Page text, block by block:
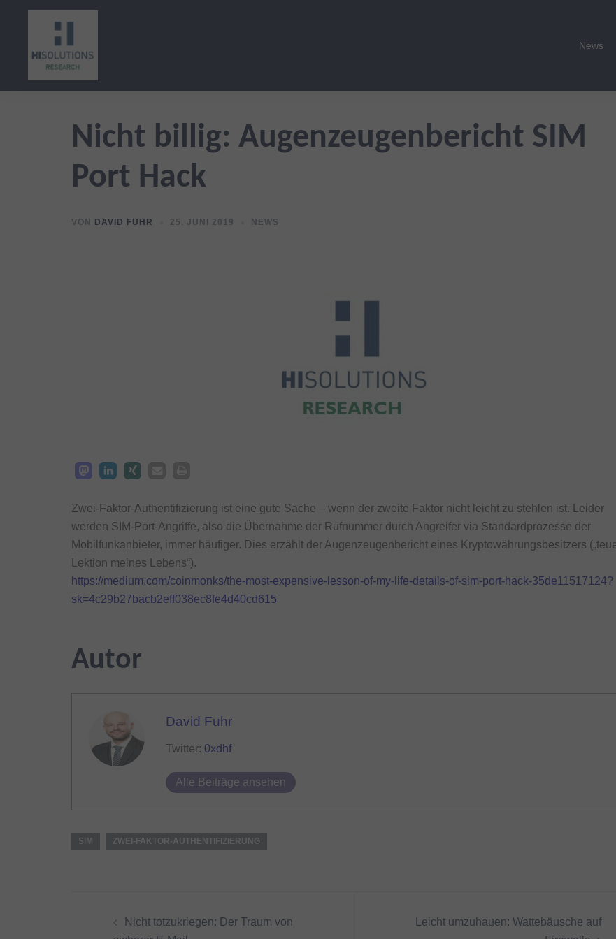
News
Nicht billig: Augenzeugenbericht SIM
Port Hack
VON DAVID FUHR 25. JUNI 2019 NEWS
Zwei-Faktor-Authentifizierung ist eine gute Sache – wenn der zweite Faktor nicht leicht zu stehlen ist. Leider
werden SIM-Port-Angriffe, also die Übernahme der Rufnummer durch Angreifer via Standardprozesse der
Mobilfunkanbieter, immer häufiger. Dies erzählt der Augenzeugenbericht eines Kryptowährungsbesitzers
Lektion meines Lebens“).
https://medium.com/coinmonks/the-most-expensive-lesson-of-my-life-details-of-sim-port-hack-35de11517124?
sk=4c29b27bacb2eff038ec8fe4d40cd615
Autor
David Fuhr
Twitter: 0xdhf
Alle Beiträge ansehen
SIM ZWEI-FAKTOR-AUTHENTIFIZIERUNG
Nicht totzukriegen: Der Traum von
Leicht umzuhauen: Wattebäusche auf